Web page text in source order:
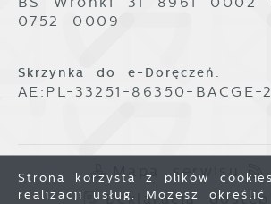
0752 0009
Skrzynka do e-Doręczeń:
AE:PL-33251-86350-BACGE-
Mapa serwisu
Deklaracja
Strona korzysta z plików
realizacji usług. Możesz określić